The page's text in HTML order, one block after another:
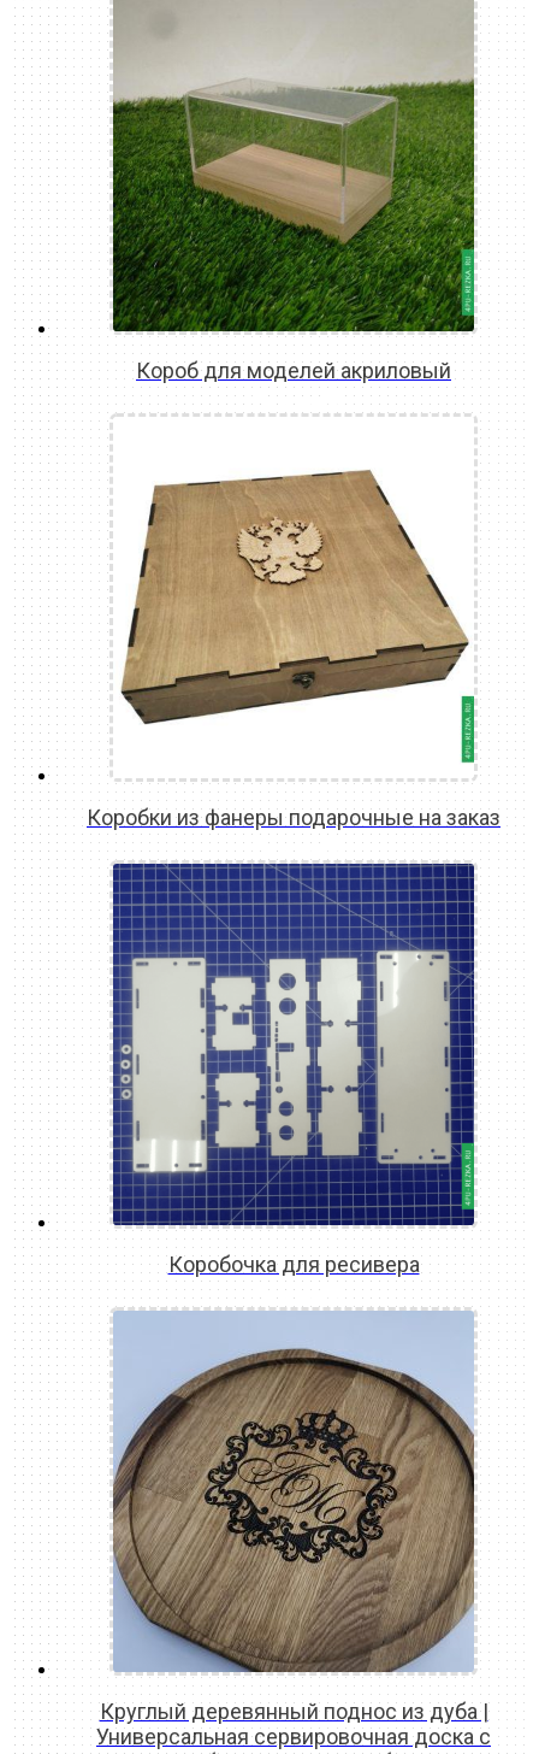
Короб для моделей акриловый
READ MORE
Коробки из фанеры подарочные на заказ
READ MORE
Коробочка для ресивера
READ MORE
Круглый деревянный поднос из дуба |
Универсальная сервировочная доска с